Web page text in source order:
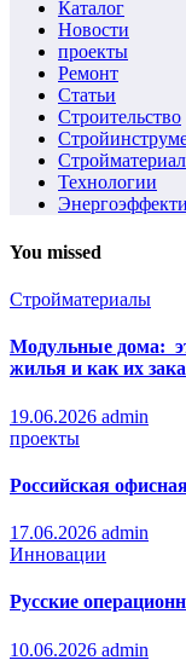
Каталог
Новости
проекты
Ремонт
Статьи
Строительство
Технологии
You missed
Стройматериалы
Модульные дома:
жилья и как их
19.06.2026 admin
проекты
Российская
17.06.2026 admin
Инновации
Русские
10.06.2026 admin